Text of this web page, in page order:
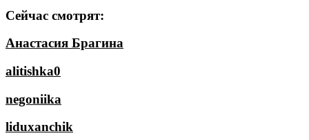
Сейчас смотрят:
Анастасия Брагина
alitishka0
negoniika
liduxanchik